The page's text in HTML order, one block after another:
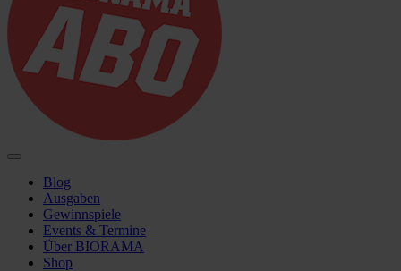
Blog
Ausgaben
Gewinnspiele
Events & Termine
Über BIORAMA
Shop